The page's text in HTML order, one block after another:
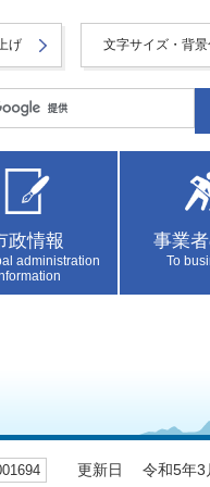
げ 文字サイズ・背
政情報
administration
事業
To
更新日 令和5年3